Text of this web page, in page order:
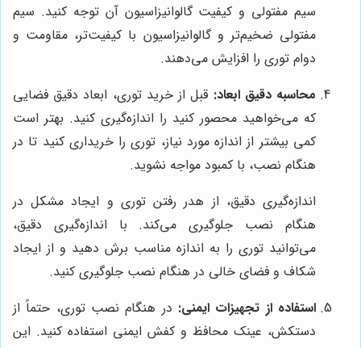
سیم مفتولی و کیفیت گالوانیزاسیون آن توجه کنید. سیم
مفتولی ضخیم‌تر و گالوانیزاسیون با کیفیت‌تر، مقاومت و
دوام توری را افزایش می‌دهند.
محاسبه دقیق ابعاد: قبل از خرید توری، ابعاد دقیق فضایی
که می‌خواهید محصور کنید را اندازه‌گیری کنید. بهتر است
کمی بیشتر از اندازه مورد نیاز، توری را خریداری کنید تا در
هنگام نصب، با کمبود مواجه نشوید.
اندازه‌گیری دقیق، از هدر رفتن توری و ایجاد مشکل در
هنگام نصب جلوگیری می‌کند. با اندازه‌گیری دقیق،
می‌توانید توری را به اندازه مناسب برش دهید و از ایجاد
شکاف و فضای خالی در هنگام نصب جلوگیری کنید.
استفاده از تجهیزات ایمنی: در هنگام نصب توری، حتماً از
دستکش، عینک محافظ و کفش ایمنی استفاده کنید. این